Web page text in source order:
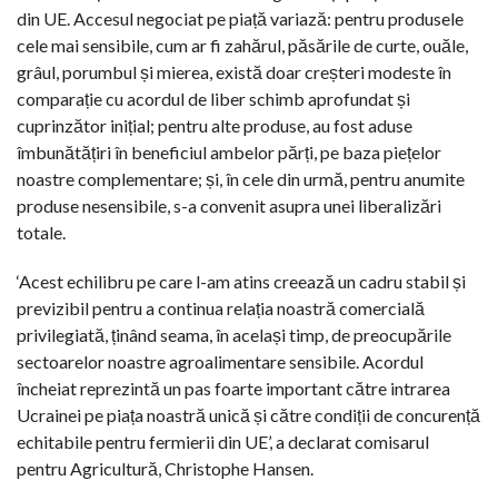
din UE. Accesul negociat pe piață variază: pentru produsele
cele mai sensibile, cum ar fi zahărul, păsările de curte, ouăle,
grâul, porumbul și mierea, există doar creșteri modeste în
comparație cu acordul de liber schimb aprofundat și
cuprinzător inițial; pentru alte produse, au fost aduse
îmbunătățiri în beneficiul ambelor părți, pe baza piețelor
noastre complementare; și, în cele din urmă, pentru anumite
produse nesensibile, s-a convenit asupra unei liberalizări
totale.
‘Acest echilibru pe care l-am atins creează un cadru stabil și
previzibil pentru a continua relația noastră comercială
privilegiată, ținând seama, în același timp, de preocupările
sectoarelor noastre agroalimentare sensibile. Acordul
încheiat reprezintă un pas foarte important către intrarea
Ucrainei pe piața noastră unică și către condiții de concurență
echitabile pentru fermierii din UE’, a declarat comisarul
pentru Agricultură, Christophe Hansen.